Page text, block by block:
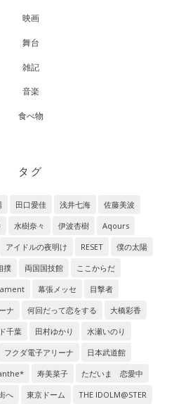
映画
舞台
雑記
音楽
食べ物
タグ
田口愛佳 浅井七海
佐藤美波
水樹奈々 伊波杏樹
Aqours
アイドルの夜明け RESET
僕の太陽
撲 両国国技館
ここからだ
幕張メッセ
目撃者
ナ
何回だって恋をする
大橋彩香
千葉
田村ゆかり
水瀬いのり
フクダ電子アリーナ
日本武道館
寿美菜子
ただいま 恋愛中
へ 東京ドーム THE IDOLM@STER